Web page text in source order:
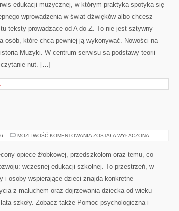
I
SIĘ
edukacji muzycznej, w którym praktyka spotyka się
wprowadzenia w świat dźwięków albo chcesz
teksty prowadzące od A do Z. To nie jest sztywny
osób, które chcą pewniej ją wykonywać. Nowości na
Muzyki. W centrum serwisu są podstawy teorii
czytanie nut. […]
MOŻLIWOŚĆ KOMENTOWANIA ŻŁOBKI
ZOSTAŁA WYŁĄCZONA
opiece żłobkowej, przedszkolom oraz temu, co
wczesnej edukacji szkolnej. To przestrzeń, w
i osoby wspierające dzieci znajdą konkretne
z maluchem oraz dojrzewania dziecka od wieku
szkoły. Zobacz także Pomoc psychologiczna i